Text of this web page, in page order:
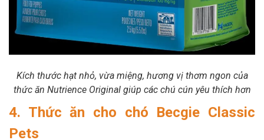
Kích thước hạt nhỏ, vừa miệng, hương vị thơm ngon của
thức ăn Nutrience Original giúp các chú cún yêu thích hơn
4. Thức ăn cho chó Becgie Classic
Pets